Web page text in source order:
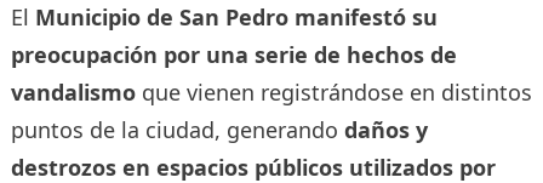
El Municipio de San Pedro manifestó su
preocupación por una serie de hechos de
vandalismoque vienen registrándose en distintos
puntos de la ciudad, generando daños y
destrozos en espacios públicos utilizados por